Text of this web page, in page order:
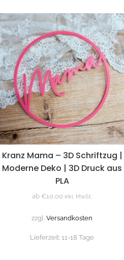
Kranz Mama – 3D Schriftzug |
Moderne Deko | 3D Druck aus
PLA
ab €10,00 inkl. MwSt.
zzgl.Versandkosten
Lieferzeit:11-18 Tage